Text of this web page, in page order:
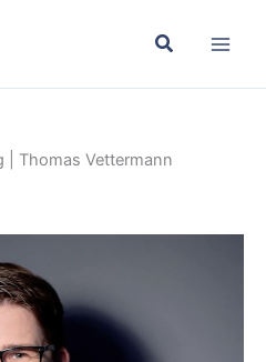
| Thomas Vettermann